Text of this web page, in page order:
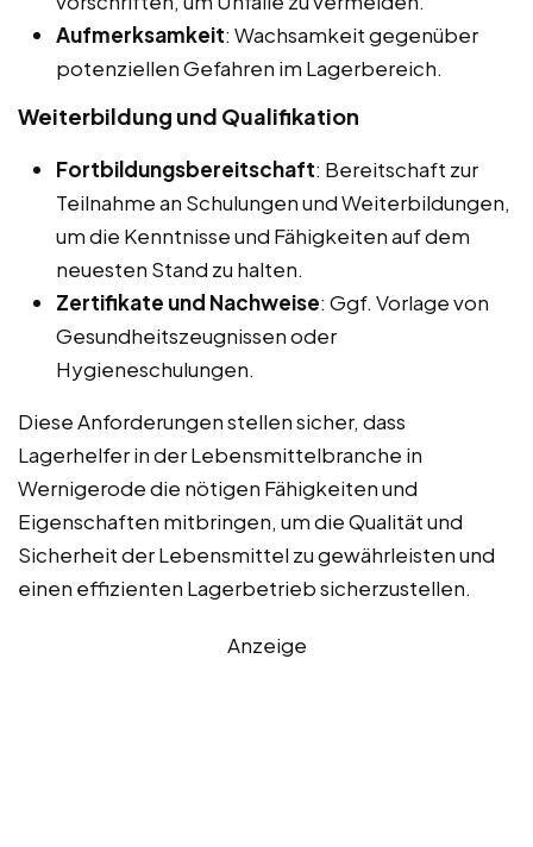
Aufmerksamkeit: Wachsamkeit gegenüber
potenziellen Gefahren im Lagerbereich.
Weiterbildung und Qualifikation
Fortbildungsbereitschaft: Bereitschaft zur
Teilnahme an Schulungen und Weiterbildungen,
um die Kenntnisse und Fähigkeiten auf dem
neuesten Stand zu halten.
Zertifikate und Nachweise: Ggf. Vorlage von
Gesundheitszeugnissen oder
Hygieneschulungen.
Diese Anforderungen stellen sicher, dass
Lagerhelfer in der Lebensmittelbranche in
Wernigerode die nötigen Fähigkeiten und
Eigenschaften mitbringen, um die Qualität und
Sicherheit der Lebensmittel zu gewährleisten und
einen effizienten Lagerbetrieb sicherzustellen.
Anzeige